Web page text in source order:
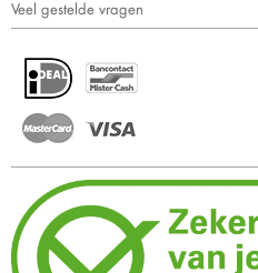
Veel gestelde vragen